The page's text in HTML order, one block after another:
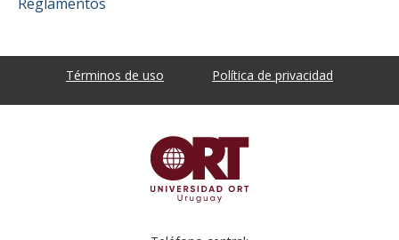
Términos de uso Política de privacidad